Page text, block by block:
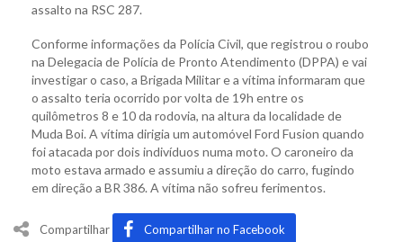
assalto na RSC 287.
Conforme informações da Polícia Civil, que registrou o roubo
na Delegacia de Polícia de Pronto Atendimento (DPPA) e vai
investigar o caso, a Brigada Militar e a vítima informaram que
o assalto teria ocorrido por volta de 19h entre os
quilômetros 8 e 10 da rodovia, na altura da localidade de
Muda Boi. A vítima dirigia um automóvel Ford Fusion quando
foi atacada por dois indivíduos numa moto. O caroneiro da
moto estava armado e assumiu a direção do carro, fugindo
em direção a BR 386. A vítima não sofreu ferimentos.
Compartilhar Compartilhar no Facebook